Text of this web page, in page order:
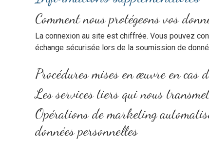
Comment nous protégeons vos
La connexion au site est chiffrée. Vous pouvez
échange sécurisée lors de la soumission de
Procédures mises en œuvre en cas
Les services tiers qui nous
Opérations de marketing
données personnelles